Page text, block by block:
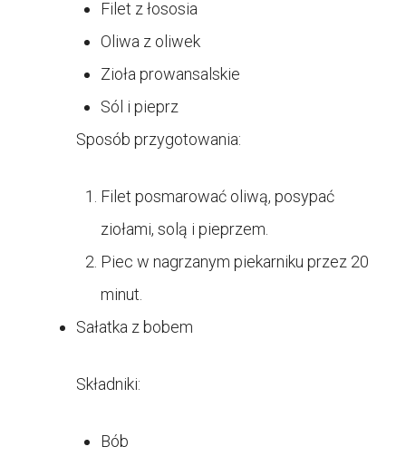
Filet z łososia
Oliwa z oliwek
Zioła prowansalskie
Sól i pieprz
Sposób przygotowania:
Filet posmarować oliwą, posypać
ziołami, solą i pieprzem.
Piec w nagrzanym piekarniku przez 20
minut.
Sałatka z bobem
Składniki:
Bób